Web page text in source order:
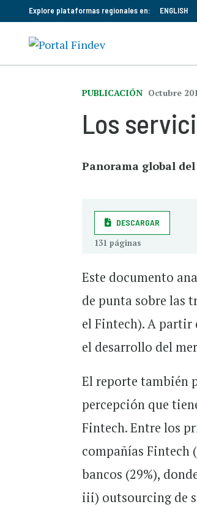
Explore plataformas regionales en: ENGLISH
PUBLICACIÓN Octubre
Los
Panorama global
DESCARGAR
131 páginas
Este documento
de punta sobre las
el Fintech). A partir
el desarrollo del
El reporte también
percepción que
Fintech. Entre los
compañías Fintech
bancos (29%),
iii) outsourcing de